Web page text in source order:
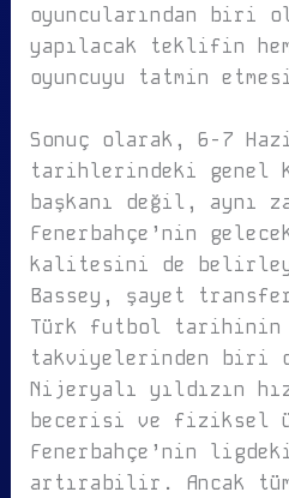
oyuncularından biri
yapılacak teklifin
oyuncuyu tatmin
Sonuç olarak, 6-7
tarihlerindeki genel
başkanı değil, aynı
Fenerbahçe’nin
kalitesini de
Bassey, şayet
Türk futbol tarihinin
takviyelerinden biri
Nijeryalı yıldızın
becerisi ve fiziksel
Fenerbahçe’nin
artırabilir. Ancak